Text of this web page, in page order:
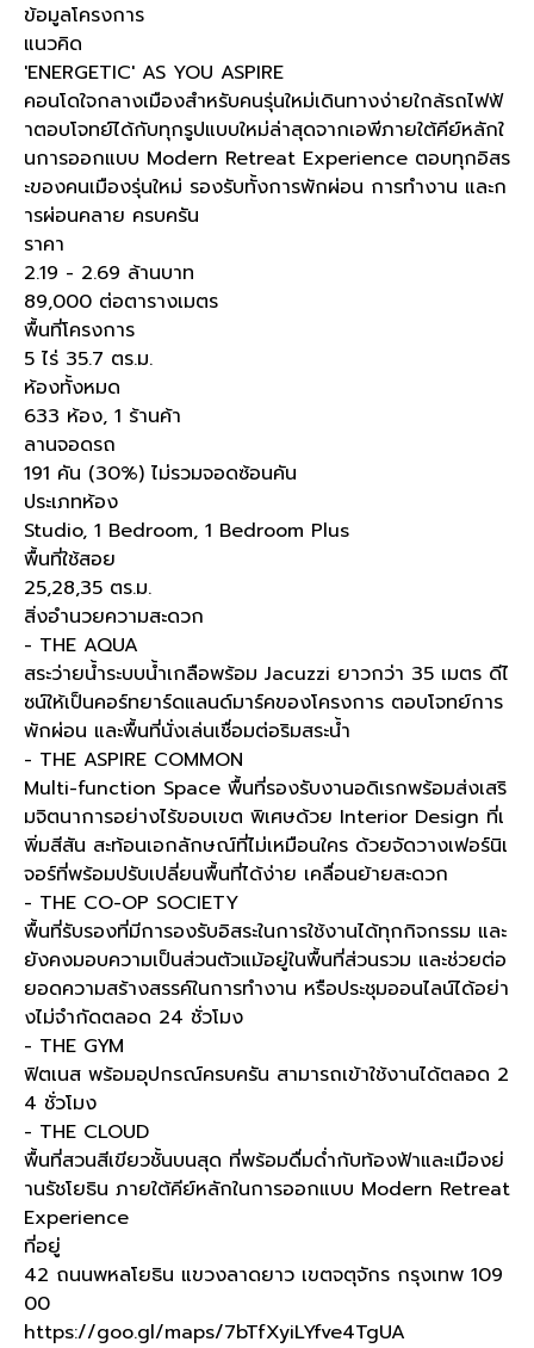
ข้อมูลโครงการ
แนวคิด
'ENERGETIC' AS YOU ASPIRE
คอนโดใจกลางเมืองสำหรับคนรุ่นใหม่เดินทางง่ายใกล้รถไฟฟ้
าตอบโจทย์ได้กับทุกรูปแบบใหม่ล่าสุดจากเอพีภายใต้คีย์หลักใ
นการออกแบบ Modern Retreat Experience ตอบทุกอิสร
ะของคนเมืองรุ่นใหม่ รองรับทั้งการพักผ่อน การทำงาน และก
ารผ่อนคลาย ครบครัน
ราคา
2.19 - 2.69 ล้านบาท
89,000 ต่อตารางเมตร
พื้นที่โครงการ
5 ไร่ 35.7 ตร.ม.
ห้องทั้งหมด
633 ห้อง, 1 ร้านค้า
ลานจอดรถ
191 คัน (30%) ไม่รวมจอดซ้อนคัน
ประเภทห้อง
Studio, 1 Bedroom, 1 Bedroom Plus
พื้นที่ใช้สอย
25,28,35 ตร.ม.
สิ่งอำนวยความสะดวก
- THE AQUA
สระว่ายน้ำระบบน้ำเกลือพร้อม Jacuzzi ยาวกว่า 35 เมตร ดีไ
ซน์ให้เป็นคอร์ทยาร์ดแลนด์มาร์คของโครงการ ตอบโจทย์การ
พักผ่อน และพื้นที่นั่งเล่นเชื่อมต่อริมสระน้ำ
- THE ASPIRE COMMON
Multi-function Space พื้นที่รองรับงานอดิเรกพร้อมส่งเสริ
มจิตนาการอย่างไร้ขอบเขต พิเศษด้วย Interior Design ที่เ
พิ่มสีสัน สะท้อนเอกลักษณ์ที่ไม่เหมือนใคร ด้วยจัดวางเฟอร์นิเ
จอร์ที่พร้อมปรับเปลี่ยนพื้นที่ได้ง่าย เคลื่อนย้ายสะดวก
- THE CO-OP SOCIETY
พื้นที่รับรองที่มีการองรับอิสระในการใช้งานได้ทุกกิจกรรม และ
ยังคงมอบความเป็นส่วนตัวแม้อยู่ในพื้นที่ส่วนรวม และช่วยต่อ
ยอดความสร้างสรรค์ในการทำงาน หรือประชุมออนไลน์ได้อย่า
งไม่จำกัดตลอด 24 ชั่วโมง
- THE GYM
ฟิตเนส พร้อมอุปกรณ์ครบครัน สามารถเข้าใช้งานได้ตลอด 2
4 ชั่วโมง
- THE CLOUD
พื้นที่สวนสีเขียวชั้นบนสุด ที่พร้อมดื่มด่ำกับท้องฟ้าและเมืองย่
านรัชโยธิน ภายใต้คีย์หลักในการออกแบบ Modern Retreat
Experience
ที่อยู่
42 ถนนพหลโยธิน แขวงลาดยาว เขตจตุจักร กรุงเทพ 109
00
https://goo.gl/maps/7bTfXyiLYfve4TgUA